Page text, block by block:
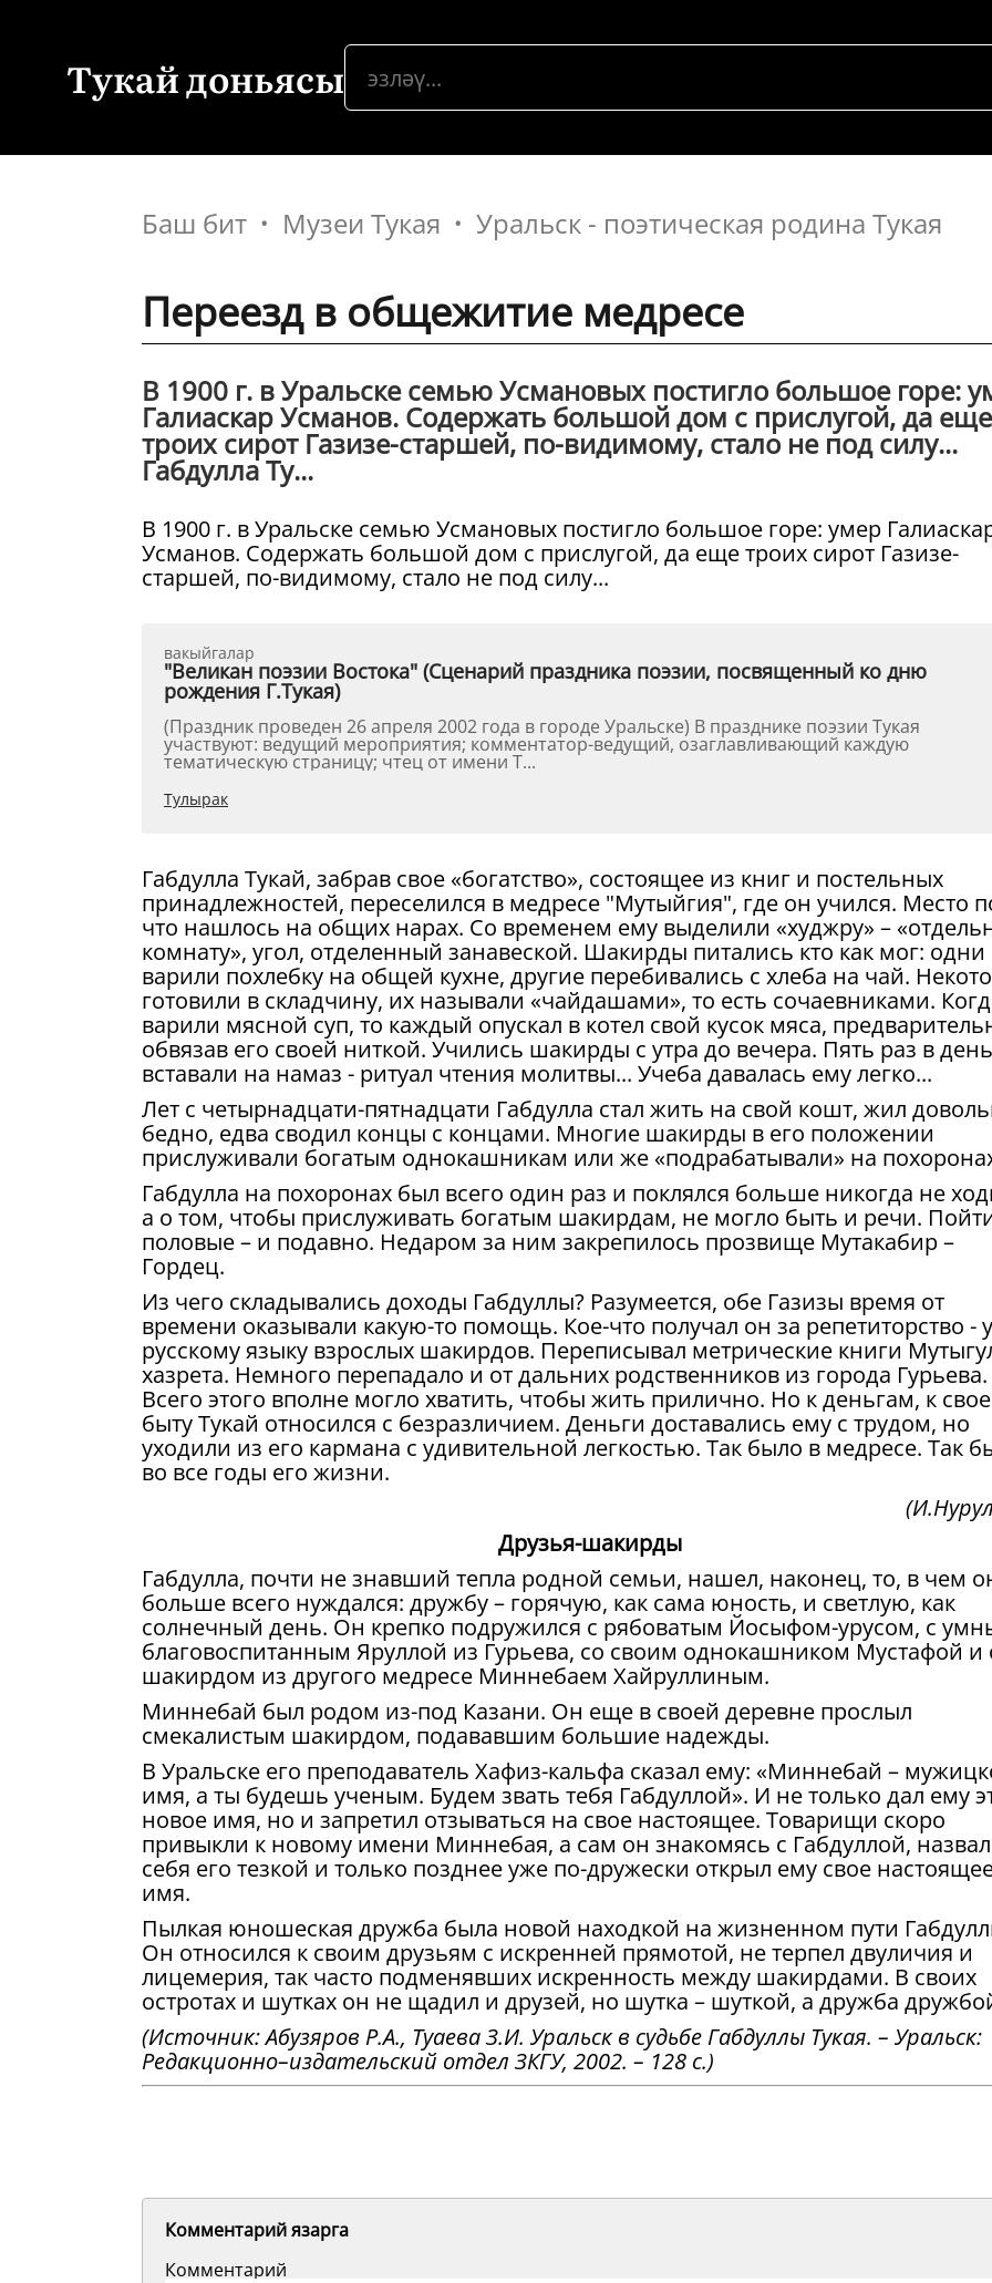
Тукай доньясы
Баш бит Музеи Тукая Уральск - поэтическая родина Тукая
Переезд в общежитие медресе
В 1900 г. в Уральске семью Усмановых постигло большое горе:
Галиаскар Усманов. Содержать большой дом с прислугой, да еще
троих сирот Газизе-старшей, по-видимому, стало не под силу...
Габдулла Ту...
В 1900 г. в Уральске семью Усмановых постигло большое горе: умер
Усманов. Содержать большой дом с прислугой, да еще троих сирот Газизе-
старшей, по-видимому, стало не под силу...
вакыйгалар
"Великан поэзии Востока" (Сценарий праздника поэзии, посвященный ко дню
рождения Г.Тукая)
(Праздник проведен 26 апреля 2002 года в городе Уральске) В празднике поэзии Тукая
участвуют: ведущий мероприятия; комментатор-ведущий, озаглавливающий каждую
тематическую страницу; чтец от имени Т...
Тулырак
Габдулла Тукай, забрав свое «богатство», состоящее из книг и постельных
принадлежностей, переселился в медресе "Мутыйгия", где он учился. Место
что нашлось на общих нарах. Со временем ему выделили «худжру» –
комнату», угол, отделенный занавеской. Шакирды питались кто как мог: одни
варили похлебку на общей кухне, другие перебивались с хлеба на чай.
готовили в складчину, их называли «чайдашами», то есть сочаевниками.
варили мясной суп, то каждый опускал в котел свой кусок мяса,
обвязав его своей ниткой. Учились шакирды с утра до вечера. Пять раз в день
вставали на намаз - ритуал чтения молитвы... Учеба давалась ему легко...
Лет с четырнадцати-пятнадцати Габдулла стал жить на свой кошт, жил
бедно, едва сводил концы с концами. Многие шакирды в его положении
прислуживали богатым однокашникам или же «подрабатывали» на
Габдулла на похоронах был всего один раз и поклялся больше никогда не
а о том, чтобы прислуживать богатым шакирдам, не могло быть и речи.
половые – и подавно. Недаром за ним закрепилось прозвище Мутакабир –
Гордец.
Из чего складывались доходы Габдуллы? Разумеется, обе Газизы время от
времени оказывали какую-то помощь. Кое-что получал он за репетиторство -
русскому языку взрослых шакирдов. Переписывал метрические книги
хазрета. Немного перепадало и от дальних родственников из города Гурьева.
Всего этого вполне могло хватить, чтобы жить прилично. Но к деньгам, к
быту Тукай относился с безразличием. Деньги доставались ему с трудом, но
уходили из его кармана с удивительной легкостью. Так было в медресе. Так
во все годы его жизни.
Друзья-шакирды
Габдулла, почти не знавший тепла родной семьи, нашел, наконец, то, в чем
больше всего нуждался: дружбу – горячую, как сама юность, и светлую, как
солнечный день. Он крепко подружился с рябоватым Йосыфом-урусом, с
благовоспитанным Яруллой из Гурьева, со своим однокашником Мустафой и
шакирдом из другого медресе Миннебаем Хайруллиным.
Миннебай был родом из-под Казани. Он еще в своей деревне прослыл
смекалистым шакирдом, подававшим большие надежды.
В Уральске его преподаватель Хафиз-кальфа сказал ему: «Миннебай –
имя, а ты будешь ученым. Будем звать тебя Габдуллой». И не только дал ему
новое имя, но и запретил отзываться на свое настоящее. Товарищи скоро
привыкли к новому имени Миннебая, а сам он знакомясь с Габдуллой, назвал
себя его тезкой и только позднее уже по-дружески открыл ему свое
имя.
Пылкая юношеская дружба была новой находкой на жизненном пути
Он относился к своим друзьям с искренней прямотой, не терпел двуличия и
лицемерия, так часто подменявших искренность между шакирдами. В своих
остротах и шутках он не щадил и друзей, но шутка – шуткой, а дружба
(Источник: Абузяров Р.А., Туаева З.И. Уральск в судьбе Габдуллы Тукая. – Уральск:
Редакционно–издательский отдел ЗКГУ, 2002. – 128 с.)
Комментарий язарга
Комментарий